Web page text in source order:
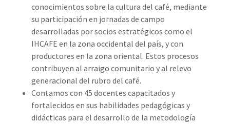
conocimientos sobre la cultura del café, mediante
su participación en jornadas de campo
desarrolladas por socios estratégicos como el
IHCAFE en la zona occidental del país, y con
productores en la zona oriental. Estos procesos
contribuyen al arraigo comunitario y al relevo
generacional del rubro del café.
Contamos con 45 docentes capacitados y
fortalecidos en sus habilidades pedagógicas y
didácticas para el desarrollo de la metodología